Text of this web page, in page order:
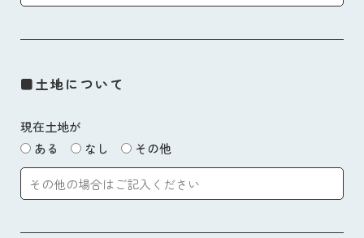
■土地について
現在土地が
ある
なし その他